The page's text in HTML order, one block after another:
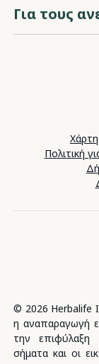
Για τους
Πολιτική
© 2026 Herbalife
η αναπαραγωγή
την επιφύλαξη
σήματα και οι